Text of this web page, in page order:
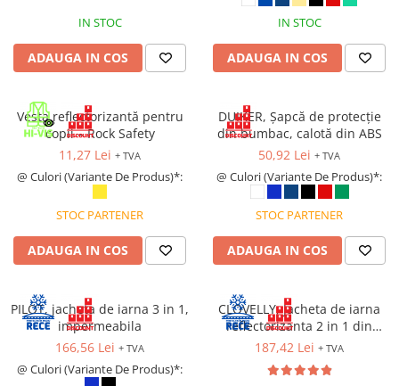
IN STOC
ADAUGA IN COS
IN STOC
ADAUGA IN COS
Vesta reflectorizantă pentru
copii – Rock Safety
11,27 Lei + TVA
@ Culori (Variante De Produs)*:
STOC PARTENER
ADAUGA IN COS
DUIKER, Șapcă de protecție
din bumbac, calotă din ABS
50,92 Lei + TVA
@ Culori (Variante De Produs)*:
STOC PARTENER
ADAUGA IN COS
PILOT, jacheta de iarna 3 in 1,
impermeabila
166,56 Lei + TVA
@ Culori (Variante De Produs)*:
CLOVELLY, Jacheta de iarna
reflectorizanta 2 in 1 din
poliester 300D Oxford si PU
187,42 Lei + TVA